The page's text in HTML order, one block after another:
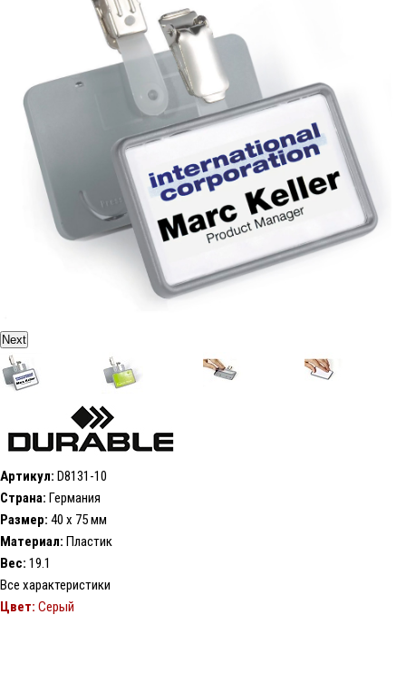
Next
Артикул: D8131-10
Страна: Германия
Размер: 40 х 75 мм
Материал: Пластик
Вес: 19.1
Все характеристики
Цвет: Серый